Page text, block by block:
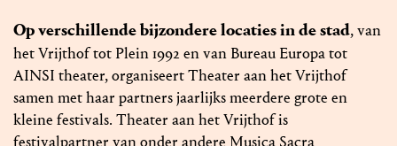
Op verschillende bijzondere locaties in de stad, van
het Vrijthof tot Plein 1992 en van Bureau Europa tot
AINSI theater, organiseert Theater aan het Vrijthof
samen met haar partners jaarlijks meerdere grote en
kleine festivals. Theater aan het Vrijthof is
festivalpartner van onder andere Musica Sacra